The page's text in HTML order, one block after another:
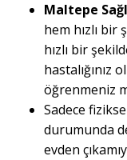
Maltepe
hem hızlı bir
hızlı bir
hastalığınız
öğrenmeniz
Sadece
durumunda
evden